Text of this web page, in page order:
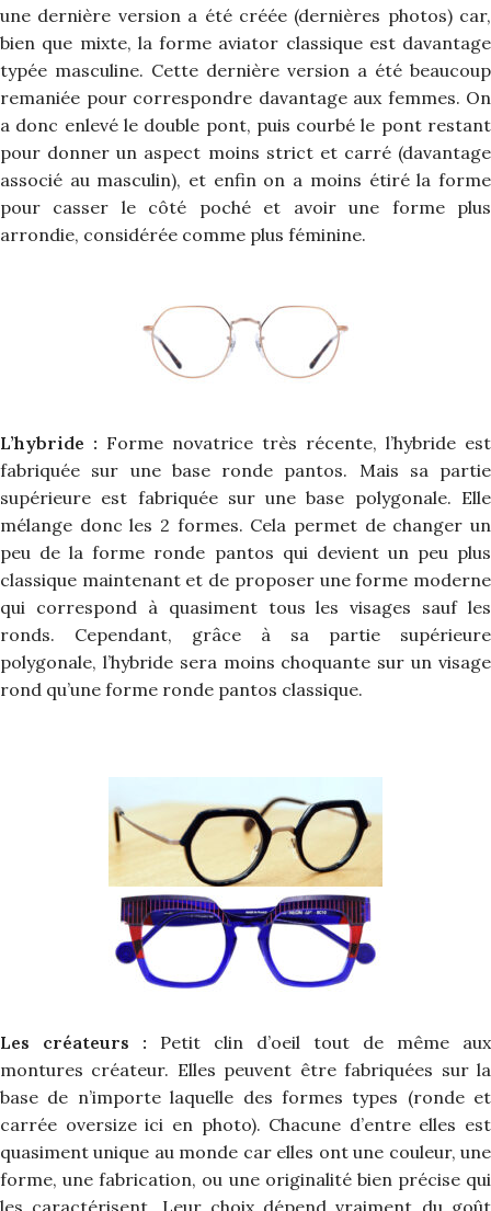
une dernière version a été créée (dernières photos) car,
bien que mixte, la forme aviator classique est davantage
typée masculine. Cette dernière version a été beaucoup
remaniée pour correspondre davantage aux femmes. On
a donc enlevé le double pont, puis courbé le pont restant
pour donner un aspect moins strict et carré (davantage
associé au masculin), et enfin on a moins étiré la forme
pour casser le côté poché et avoir une forme plus
arrondie, considérée comme plus féminine.
L’hybride : Forme novatrice très récente, l’hybride est
fabriquée sur une base ronde pantos. Mais sa partie
supérieure est fabriquée sur une base polygonale. Elle
mélange donc les 2 formes. Cela permet de changer un
peu de la forme ronde pantos qui devient un peu plus
classique maintenant et de proposer une forme moderne
qui correspond à quasiment tous les visages sauf les
ronds. Cependant, grâce à sa partie supérieure
polygonale, l’hybride sera moins choquante sur un visage
rond qu’une forme ronde pantos classique.
Les créateurs : Petit clin d’oeil tout de même aux
montures créateur. Elles peuvent être fabriquées sur la
base de n’importe laquelle des formes types (ronde et
carrée oversize ici en photo). Chacune d’entre elles est
quasiment unique au monde car elles ont une couleur, une
forme, une fabrication, ou une originalité bien précise qui
les caractérisent. Leur choix dépend vraiment du goût